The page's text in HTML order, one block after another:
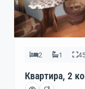
2 1
Квартира, 2